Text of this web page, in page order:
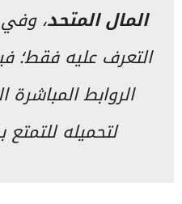
المال المتحد، وفي
التعرف عليه فقط؛
الروابط المباشرة
لتحميله للتمتع